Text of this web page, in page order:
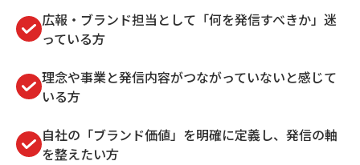
広報・ブランド担当として「何を発信すべきか」迷
っている方
理念や事業と発信内容がつながっていないと感じて
いる方
自社の「ブランド価値」を明確に定義し、発信の軸
を整えたい方